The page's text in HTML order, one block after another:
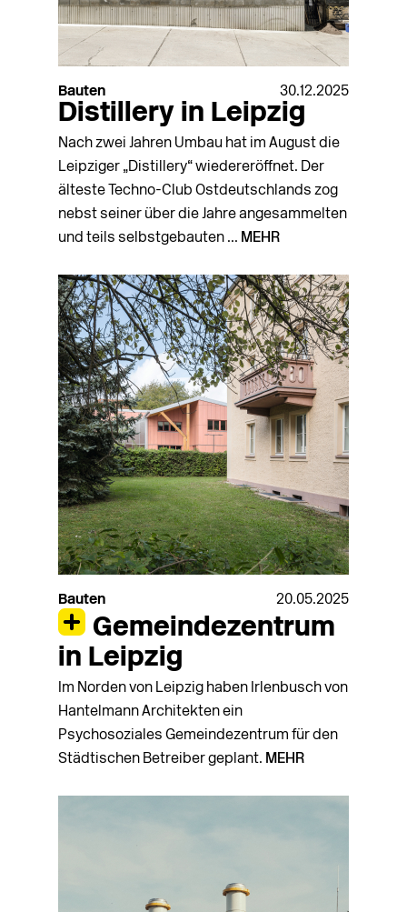
Bauten 30.12.2025
Distillery in Leipzig
Nach zwei Jahren Umbau hat im August die
Leipziger „Distillery“ wiedereröffnet. Der
älteste Techno-Club Ostdeutschlands zog
nebst seiner über die Jahre angesammelten
und teils selbstgebauten ... MEHR
Bauten 20.05.2025
Gemeindezentrum
in Leipzig
Im Norden von Leipzig haben Irlenbusch von
Hantelmann Architekten ein
Psychosoziales Gemeindezentrum für den
Städtischen Betreiber geplant. MEHR